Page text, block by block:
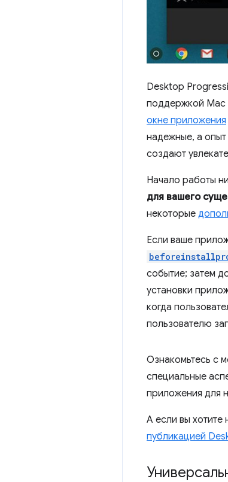
Desktop
поддержкой Mac
окне приложения
надежные, а опыт
создают
Начало работы
для вашего
некоторые
Если ваше
событие; затем
установки
когда
пользователю
Ознакомьтесь с
специальные
приложения для
А если вы хотите
публикацией